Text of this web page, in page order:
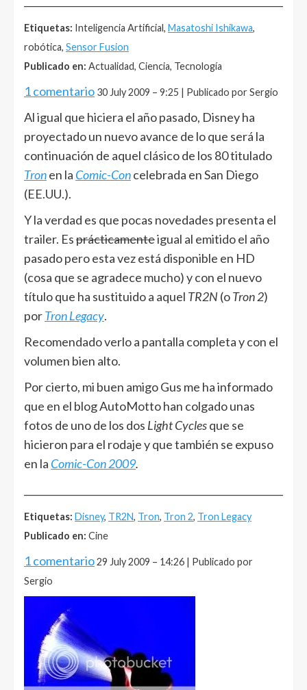
Etiquetas: Inteligencia Artificial, Masatoshi Ishikawa,
robótica, Sensor Fusion
Publicado en: Actualidad, Ciencia, Tecnología
1 comentario 30 July 2009 – 9:25 | Publicado por Sergio
Al igual que hiciera el año pasado, Disney ha
proyectado un nuevo avance de lo que será la
continuación de aquel clásico de los 80 titulado
Tronen la Comic-Concelebrada en San Diego
(EE.UU.).
Y la verdad es que pocas novedades presenta el
trailer. Esprácticamenteigual al emitido el año
pasado pero esta vez está disponible en HD
(cosa que se agradece mucho) y con el nuevo
título que ha sustituido a aquel TR2N (oTron 2)
porTron Legacy.
Recomendado verlo a pantalla completa y con el
volumen bien alto.
Por cierto, mi buen amigo Gus me ha informado
que en el blog AutoMotto han colgado unas
fotos de uno de los dos Light Cyclesque se
hicieron para el rodaje y que también se expuso
en la Comic-Con 2009.
Etiquetas: Disney, TR2N, Tron, Tron 2, Tron Legacy
Publicado en: Cine
1 comentario29 July 2009 – 14:26 | Publicado por
Sergio